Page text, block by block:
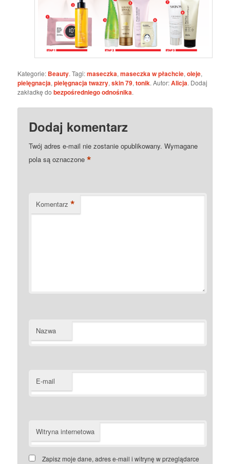
Kategorie: Beauty. Tagi:maseczka,maseczka w płachcie,oleje,
pielęgnacja,pielęgnacja twazry,skin 79,tonik. Autor:Alicja. Dodaj
zakładkę dobezpośredniego odnośnika.
Dodaj komentarz
Twój adres e-mail nie zostanie opublikowany. Wymagane
pola są oznaczone*
Komentarz *
Nazwa
E-mail
Witryna internetowa
Zapisz moje dane, adres e-mail i witrynę w przeglądarce